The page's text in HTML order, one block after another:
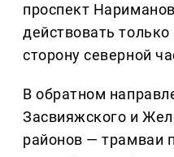
проспект
действовать
сторону северной
В обратном
Засвияжского и
районов — трамваи